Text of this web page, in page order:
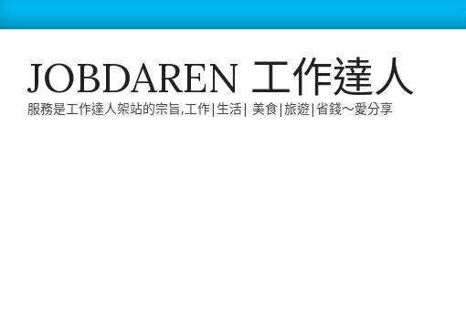
to
JOBDAREN 工作達人
服務是工作達人架站的宗旨,工作|生活| 美食|旅遊|省錢～愛分享